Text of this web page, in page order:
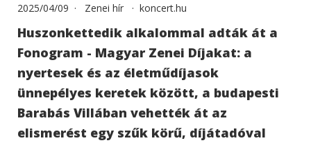
2025/04/09 · Zenei hír · koncert.hu
Huszonkettedik alkalommal adták át a
Fonogram - Magyar Zenei Díjakat: a
nyertesek és az életműdíjasok
ünnepélyes keretek között, a budapesti
Barabás Villában vehették át az
elismerést egy szűk körű, díjátadóval